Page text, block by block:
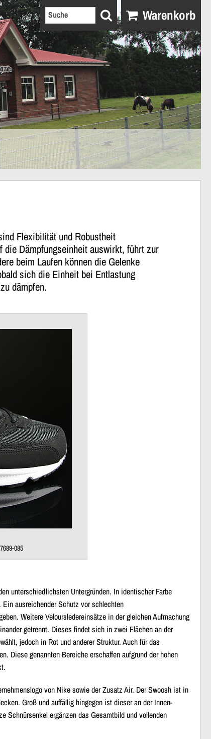
Warenkorb
Flexibilität und Robustheit
die Dämpfungseinheit auswirkt, führt zur
beim Laufen können die Gelenke
sich die Einheit bei Entlastung
dämpfen.
085
unterschiedlichsten Untergründen. In identischer Farbe
ausreichender Schutz vor schlechten
Weitere Veloursledereinsätze in der gleichen Aufmachung
getrennt. Dieses findet sich in zwei Flächen an der
jedoch in Rot und anderer Struktur. Auch für das
Diese genannten Bereiche erschaffen aufgrund der hohen
von Nike sowie der Zusatz Air. Der Swoosh ist in
Groß und auffällig hingegen ist dieser an der Innen-
Schnürsenkel ergänzen das Gesamtbild und vollenden